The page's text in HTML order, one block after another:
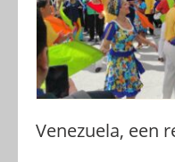
Venezuela, een